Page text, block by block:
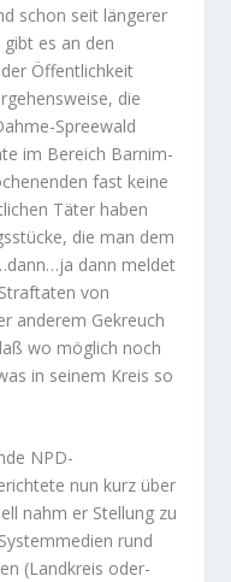
schon seit längerer
es an den
Öffentlichkeit
die
Spreewald
im Bereich Barnim-
fast keine
Täter haben
die man dem
dann meldet
von
anderem Gekreuch
wo möglich noch
in seinem Kreis so
NPD-
nun kurz über
nahm er Stellung zu
rund
(Landkreis oder-